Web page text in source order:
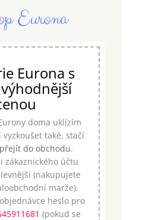
Eurona
Eurona s
doma uklízím
vyzkoušet také, stačí
do obchodu.
zákaznického účtu
(nakupujete
marže).
heslo pro
(pokud se